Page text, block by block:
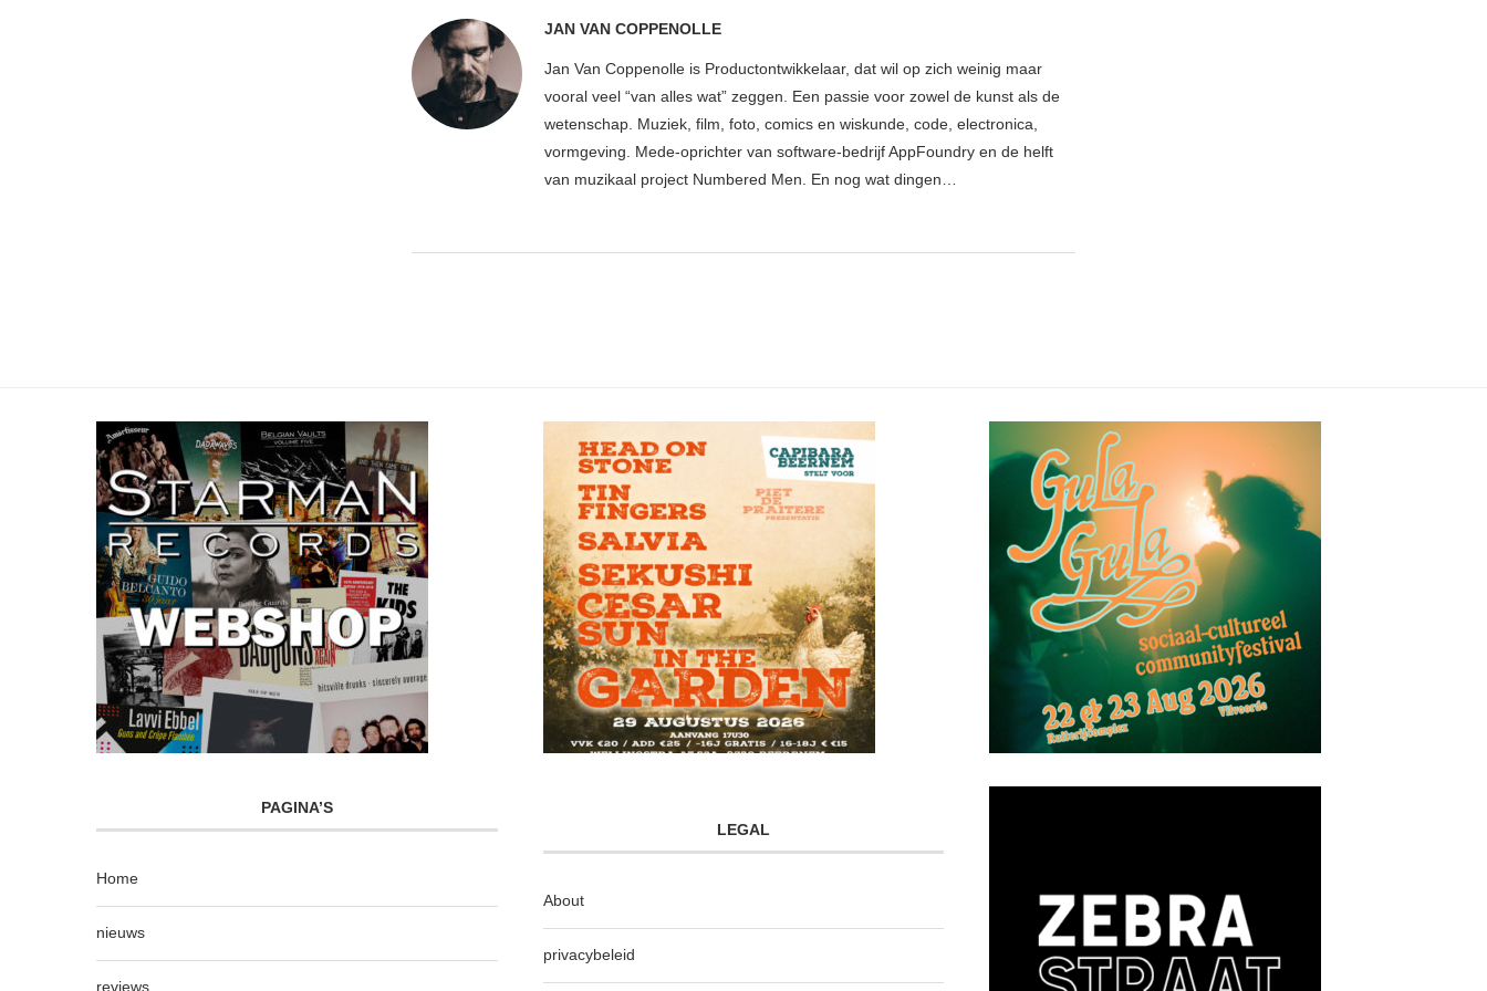
JAN VAN COPPENOLLE
Jan Van Coppenolle is Productontwikkelaar, dat wil op zich weinig maar
vooral veel “van alles wat” zeggen. Een passie voor zowel de kunst als de
wetenschap. Muziek, film, foto, comics en wiskunde, code, electronica,
vormgeving. Mede-oprichter van software-bedrijf AppFoundry en de helft
van muzikaal project Numbered Men. En nog wat dingen…
PAGINA’S
Home
nieuws
reviews
LEGAL
About
privacybeleid